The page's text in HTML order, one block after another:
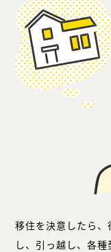
移住を決意したら
し、引っ越し、各